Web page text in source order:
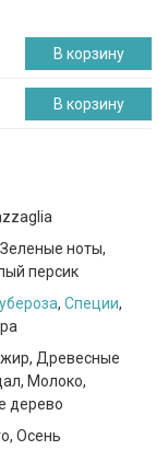
В корзину
В корзину
ноты,
персик
, Специи,
Древесные
Молоко,
дерево
Осень